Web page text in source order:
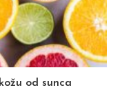
od sunca